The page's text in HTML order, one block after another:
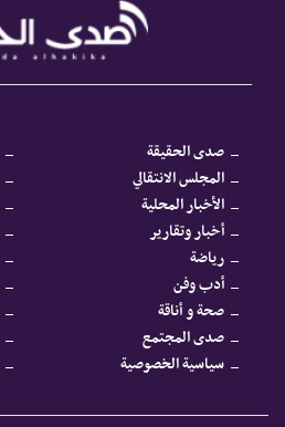
صدى الحقيقة
المجلس الانتقالي
الأخبار المحلية
أخبار وتقارير
رياضة
أدب وفن
صحة و أناقة
صدى المجتمع
سياسية الخصوصية